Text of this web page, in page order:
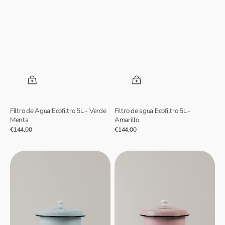
Filtro de Agua Ecofiltro 5L - Verde
Menta
Precio
€144,00
Filtro de agua Ecofiltro 5L -
Amarillo
Precio
€144,00
Filtro
de
Filtro
de